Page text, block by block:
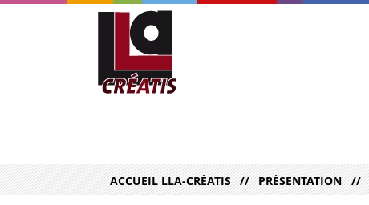
ACCUEIL LLA-CRÉATIS PRÉSENTATION